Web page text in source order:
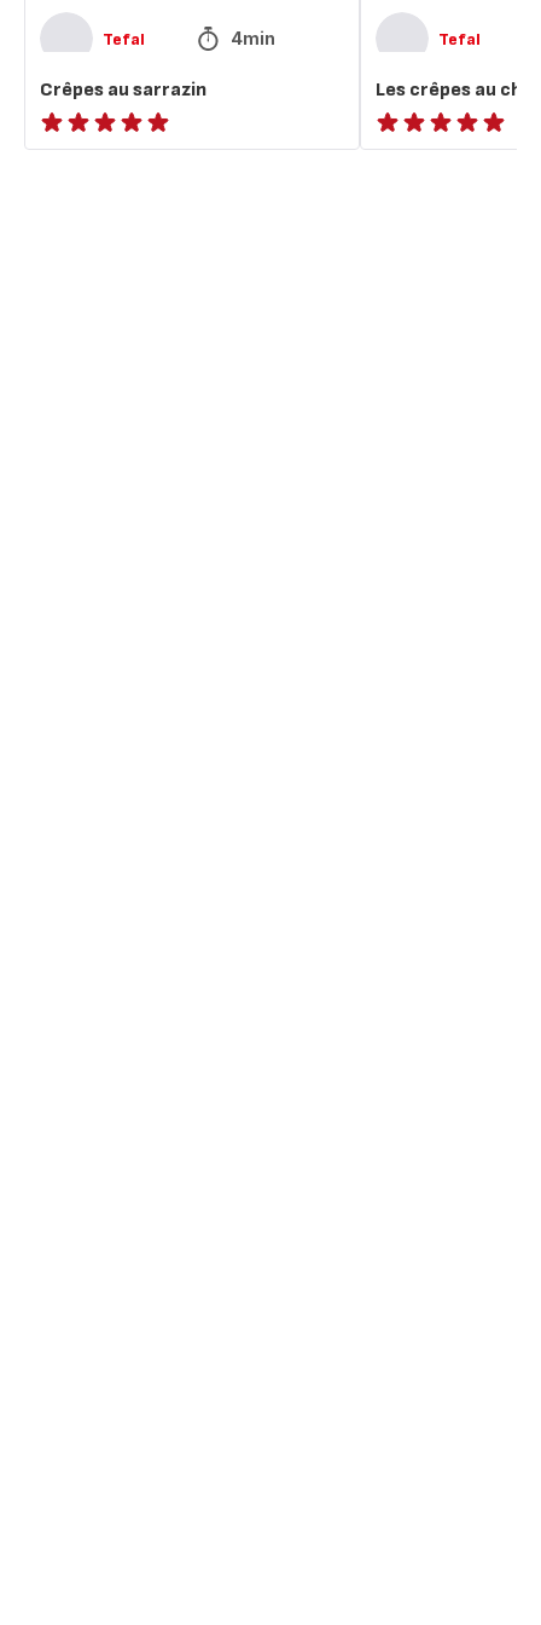
Tefal 4min
Crêpes au sarrazin
ratings.NaN
Tefal
Les crêpes au
ratings.NaN